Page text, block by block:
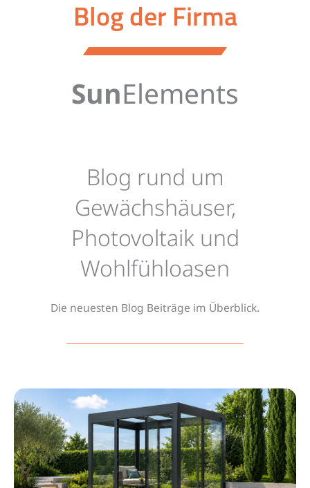
Blog der Firma
SunElements
Blog rund um
Gewächshäuser,
Photovoltaik und
Wohlfühloasen
Die neuesten Blog Beiträge im Überblick.
SeiteSeite